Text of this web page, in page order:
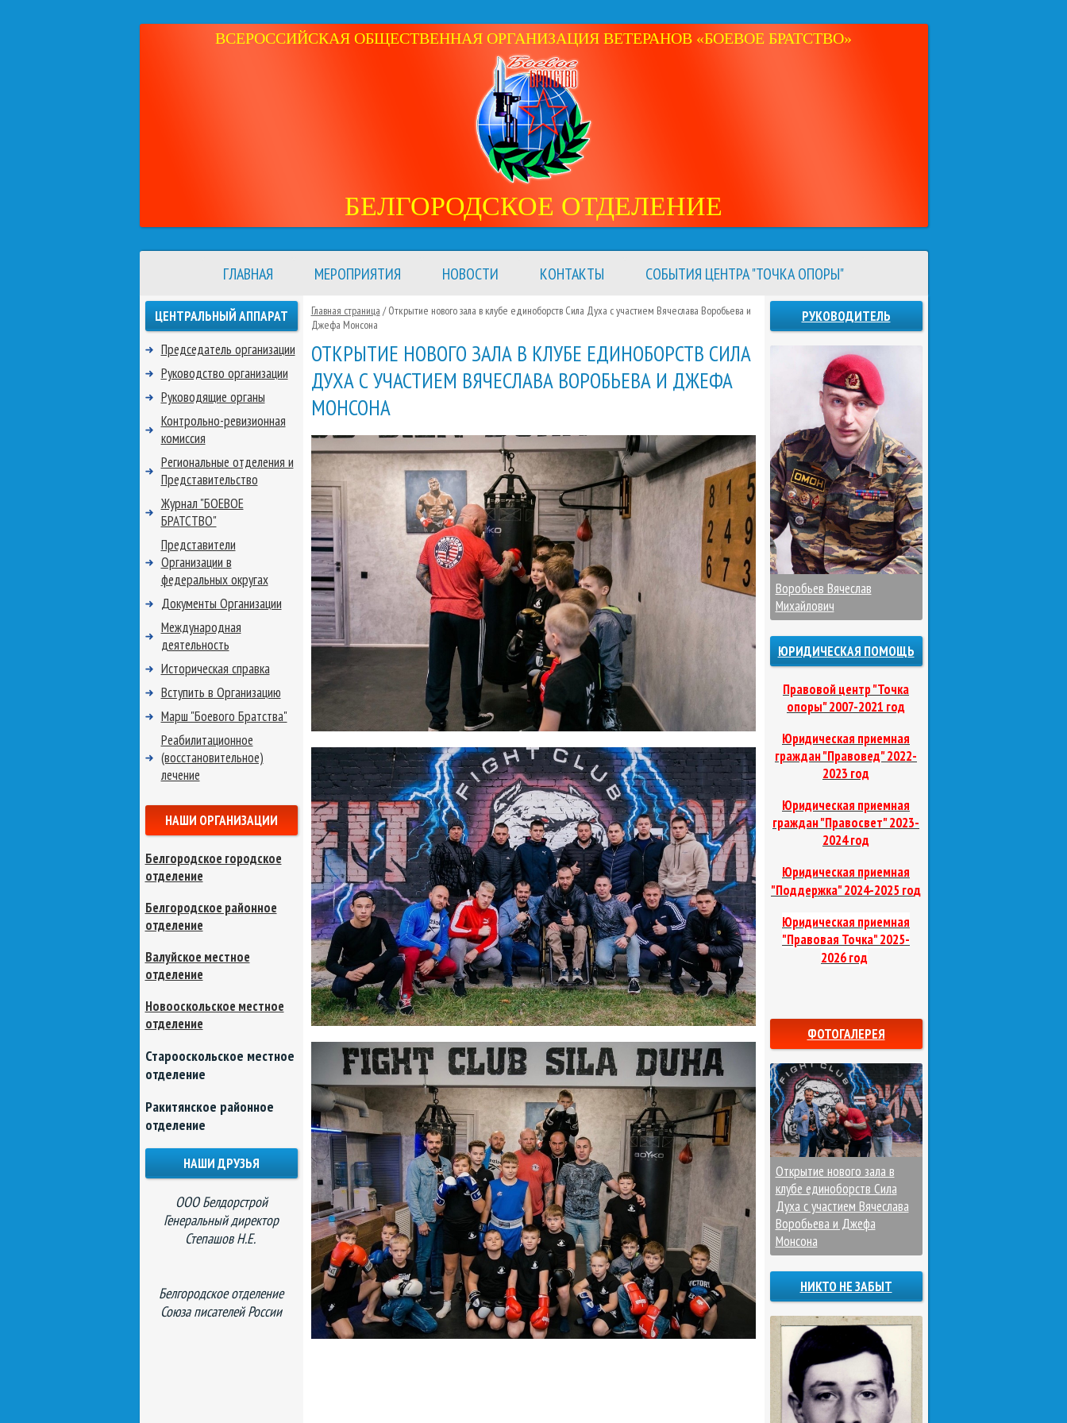
ВСЕРОССИЙСКАЯ ОБЩЕСТВЕННАЯ ОРГАНИЗАЦИЯ ВЕТЕРАНОВ «БОЕВОЕ БРАТСТВО»
БЕЛГОРОДСКОЕ ОТДЕЛЕНИЕ
ГЛАВНАЯ МЕРОПРИЯТИЯ НОВОСТИ КОНТАКТЫ СОБЫТИЯ ЦЕНТРА "ТОЧКА ОПОРЫ"
Главная страница / Открытие нового зала в клубе единоборств Сила Духа с участием Вячеслава Воробьева и
Джефа Монсона
ОТКРЫТИЕ НОВОГО ЗАЛА В КЛУБЕ ЕДИНОБОРСТВ СИЛА
ДУХА С УЧАСТИЕМ ВЯЧЕСЛАВА ВОРОБЬЕВА И ДЖЕФА
МОНСОНА
ЦЕНТРАЛЬНЫЙ АППАРАТ
Председатель организации
Руководство организации
Руководящие органы
Контрольно-ревизионная
комиссия
Региональные отделения и
Представительство
Журнал "БОЕВОЕ
БРАТСТВО"
Представители
Организации в
федеральных округах
Документы Организации
Международная
деятельность
Историческая справка
Вступить в Организацию
Марш "Боевого Братства"
Реабилитационное
(восстановительное)
лечение
НАШИ ОРГАНИЗАЦИИ
Белгородское городское
отделение
Белгородское районное
отделение
Валуйское местное
отделение
Новооскольское местное
отделение
Старооскольское местное
отделение
Ракитянское районное
отделение
НАШИ ДРУЗЬЯ
ООО Белдорстрой
Генеральный директор
Степашов Н.Е.
Белгородское отделение
Союза писателей России
РУКОВОДИТЕЛЬ
Воробьев Вячеслав
Михайлович
ЮРИДИЧЕСКАЯ ПОМОЩЬ
Правовой центр "Точка
опоры" 2007-2021 год
Юридическая приемная
граждан "Правовед"2022-
2023 год
Юридическая приемная
граждан "Правосвет"2023-
2024 год
Юридическая приемная
"Поддержка"2024-2025 год
Юридическая приемная
"Правовая Точка"2025-
2026 год
ФОТОГАЛЕРЕЯ
Открытие нового зала в
клубе единоборств Сила
Духа с участием Вячеслава
Воробьева и Джефа
Монсона
НИКТО НЕ ЗАБЫТ